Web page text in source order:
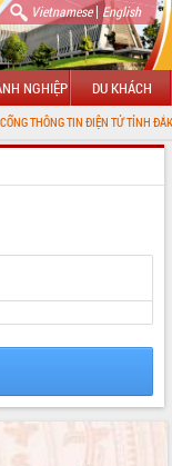
Vietnamese| English
NGHIỆP DU KHÁCH
TIN ĐIỆN TỬ TỈNH ĐẮK LẮK